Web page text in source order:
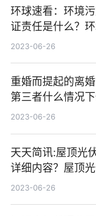
环球速看：环境
证责任是什么？
偿诉讼时效
2023-06-26
重婚而提起的离
第三者什么情况
重婚罪呢？
2023-06-26
天天简讯:屋顶光
详细内容？屋顶
格一般是多少？
2023-06-26